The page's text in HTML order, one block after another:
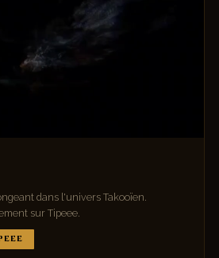
dans l'univers Takooïen.
sur Tipeee.